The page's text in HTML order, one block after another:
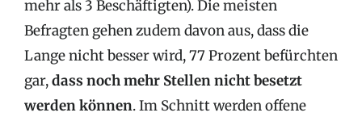
mehr als 3 Beschäftigten). Die meisten
Befragten gehen zudem davon aus, dass die
Lange nicht besser wird, 77 Prozent befürchten
gar,dass noch mehr Stellen nicht besetzt
werden können. Im Schnitt werden offene